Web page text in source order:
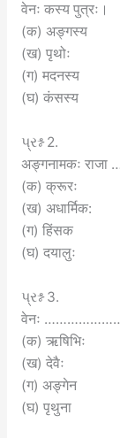
वेनः कस्य पुत्रः।
(क) अङ्गस्य
(ख) पृथोः
(ग) मदनस्य
(घ) कंसस्य
પ્રશ્ન 2.
अङ्गनामकः
(क) क्रूरः
(ख) अधार्मिक:
(ग) हिंसक
(घ) दयालुः
પ્રશ્ન 3.
वेनः
(क) ऋषिभिः
(ख) देवैः
(ग) अङ्गेन
(घ) पृथुना